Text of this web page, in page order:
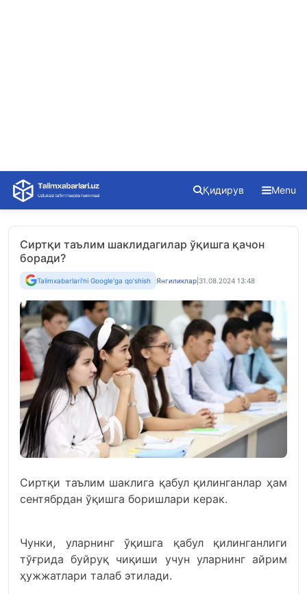
Skip
content
Қидирув Menu
Сиртқи таълим шаклидагилар ўқишга қачон
боради?
Talimxabarlari'ni Google'ga qo'shish Янгиликлар 31.08.2024 13:48
Сиртқи таълим шаклига қабул қилинганлар ҳам
сентябрдан ўқишга боришлари керак.
Чунки, уларнинг ўқишга қабул қилинганлиги
тўғрида буйруқ чиқиши учун уларнинг айрим
ҳужжатлари талаб этилади.